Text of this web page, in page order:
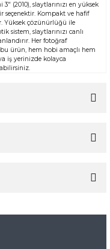
(2010), slaytlarınızı en yüksek
Kompakt ve hafif
Yüksek çözünürlüğü ile
sistem, slaytlarınızı canlı
Her fotoğraf
ürün, hem hobi amaçlı hem
iş yerinizde kolayca
öneri formunu